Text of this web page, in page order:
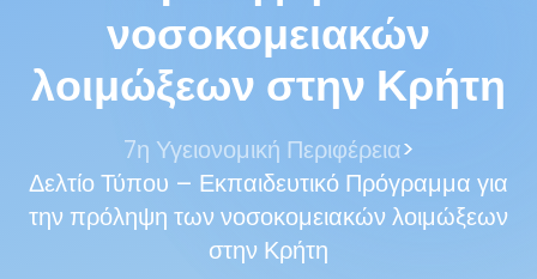
νοσοκομειακών
λοιμώξεων στην Κρήτη
7η Υγειονομική Περιφέρεια>
Δελτίο Τύπου – Εκπαιδευτικό Πρόγραμμα για
την πρόληψη των νοσοκομειακών λοιμώξεων
στην Κρήτη